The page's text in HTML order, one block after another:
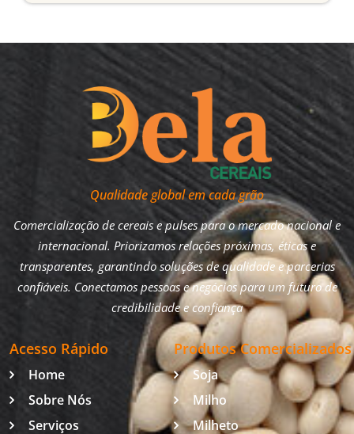
Qualidade global em cada grão
Comercialização de cereais e pulses para o mercado nacional e
internacional. Priorizamos relações próximas, éticas e
transparentes, garantindo soluções de qualidade e parcerias
confiáveis. Conectamos pessoas e negócios para um futuro de
credibilidade e confiança
Acesso Rápido
Home
Sobre Nós
Serviços
Produtos Comercializados
Soja
Milho
Milheto